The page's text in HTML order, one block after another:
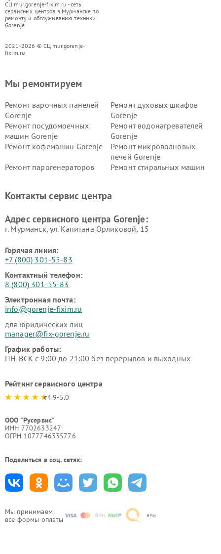
СЦ mur.gorenje-fixim.ru - сеть
сервисных центров в Мурманске по
ремонту и обслуживанию техники
Gorenje
2021-2026 © СЦ mur.gorenje-
fixim.ru
Мы принимаем
все формы оплаты
Мы ремонтируем
Ремонт варочных панелей
Gorenje
Ремонт духовых шкафов
Gorenje
Ремонт посудомоечных
машин Gorenje
Ремонт водонагревателей
Gorenje
Ремонт кофемашин Gorenje
Ремонт микроволновых
печей Gorenje
Ремонт парогенераторов
Ремонт стиральных машин
Контакты сервис центра
Адрес сервисного центра Gorenje:
г. Мурманск, ул. Капитана Орликовой, 15
Горячая линия:
+7 (800) 301-55-83
Контактный телефон:
8 (800) 301-55-83
Электронная почта:
info@gorenje-fixim.ru
для юридических лиц
manager@fix-gorenje.ru
График работы:
ПН-ВСК с 9:00 до 21:00 без перерывов и выходных
Рейтинг сервисного центра
4.9-5.0
ООО "Русервис"
ИНН 7702633247
ОГРН 1077746335776
Поделиться в соц. сетях: